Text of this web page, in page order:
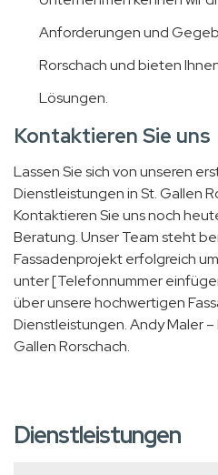
Anforderungen und
Rorschach und bieten
Lösungen.
Kontaktieren Sie uns
Lassen Sie sich von unseren
Dienstleistungen in St. Gallen
Kontaktieren Sie uns noch
Beratung. Unser Team steht
Fassadenprojekt erfolgreich
unter [Telefonnummer
über unsere hochwertigen
Dienstleistungen. Andy Maler
Gallen Rorschach.
Dienstleistungen